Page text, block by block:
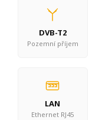
DVB-T2
Pozemní příjem
LAN
Ethernet RJ45